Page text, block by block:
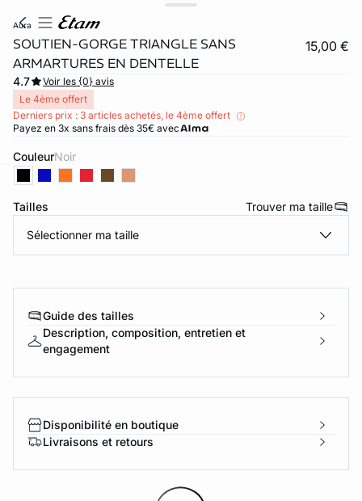
aura
SOUTIEN-GORGE TRIANGLE SANS
ARMARTURES EN DENTELLE
15,00 €
4.7
Voir les {0} avis
Le 4ème offert
Derniers prix : 3 articles achetés, le 4ème offert
Payez en 3x sans frais dès 35€ avec
Couleur noir
Tailles Trouver ma taille
Sélectionner ma taille
Guide des tailles
Description, composition, entretien et
engagement
Disponibilité en boutique
Livraisons et retours